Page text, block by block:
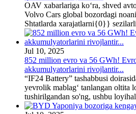
OAV xabarlariga ko‘ra, shved
Volvo Cars global bozordagi
Shtatlarda xarajatlarni{0}}
Jul 10, 2025
852 million evro va 56 GWh!
akkumulyatorlarini rivojlantir...
“IF24 Battery” tashabbusi
yevrolik mablag‘ tanlangan oltita
tushirilgandan so'ng, ushbu